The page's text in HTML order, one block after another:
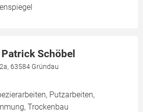
Schöbel
63584 Gründau
Putzarbeiten,
Trockenbau